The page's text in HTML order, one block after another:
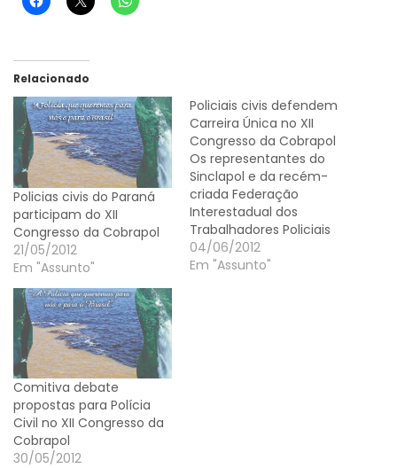
Relacionado
Policias civis do Paraná
participam do XII
Congresso da Cobrapol
21/05/2012
Em "Assunto"
Policiais civis defendem
Carreira Única no XII
Congresso da Cobrapol
Os representantes do
Sinclapol e da recém-
criada Federação
Interestadual dos
Trabalhadores Policiais
Civis da Região Sul
(Feipol/Sul) defenderam,
04/06/2012
Em "Assunto"
Comitiva debate
propostas para Polícia
Civil no XII Congresso da
Cobrapol
30/05/2012